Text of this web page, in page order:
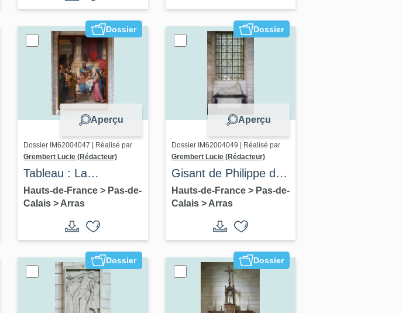
Dossier
Aperçu
Dossier IM62004047 | Réalisé par
Grembert Lucie (Rédacteur)
Tableau : La
Présentation de Jésus
au Temple
Hauts-de-France > Pas-de-
Calais > Arras
Dossier
Aperçu
Dossier IM62004049 | Réalisé par
Grembert Lucie (Rédacteur)
Gisant de Philippe de
Caverel
Hauts-de-France > Pas-de-
Calais > Arras
Dossier Dossier